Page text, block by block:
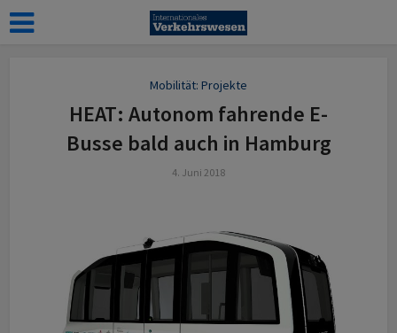
Mobilität: Projekte
HEAT: Autonom fahrende E-
Busse bald auch in Hamburg
4. Juni 2018